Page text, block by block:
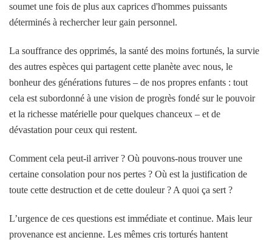
soumet une fois de plus aux caprices d'hommes puissants
déterminés à rechercher leur gain personnel.
La souffrance des opprimés, la santé des moins fortunés, la survie
des autres espèces qui partagent cette planète avec nous, le
bonheur des générations futures – de nos propres enfants : tout
cela est subordonné à une vision de progrès fondé sur le pouvoir
et la richesse matérielle pour quelques chanceux – et de
dévastation pour ceux qui restent.
Comment cela peut-il arriver ? Où pouvons-nous trouver une
certaine consolation pour nos pertes ? Où est la justification de
toute cette destruction et de cette douleur ? A quoi ça sert ?
L’urgence de ces questions est immédiate et continue. Mais leur
provenance est ancienne. Les mêmes cris torturés hantent